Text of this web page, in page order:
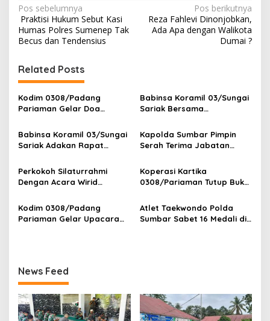
N
a
v
i
g
a
s
i
p
s
Pos sebelumnya
Praktisi Hukum Sebut Kasi
Humas Polres Sumenep Tak
Becus dan Tendensius
Pos berikutnya
Reza Fahlevi Dinonjobkan,
Ada Apa dengan Walikota
Dumai ?
Related Posts
Kodim 0308/Padang
Pariaman Gelar Doa
Kodam XX/Tuanku Imam
Bonjol
Babinsa Koramil 03/Sungai
Sariak Bersama
VII Koto Melaksanakan
Seleksi Calon Anggota
Patamuan
Babinsa Koramil 03/Sungai
Sariak Adakan Rapat
RI Ke-81 Kantor Camat VII
Koto Patamuan
Kapolda Sumbar Pimpin
Serah Terima Jabatan
Kapolres Jajaran
Perkokoh Silaturrahmi
Dengan Acara Wirid
Masyarakat, Danramil
/Babinsa Koramil
Koperasi Kartika
0308/Pariaman Tutup Buku
Makodim
Kodim 0308/Padang
Pariaman Gelar Upacara
Atlet Taekwondo Polda
Sumbar Sabet 16 Medali di
News Feed